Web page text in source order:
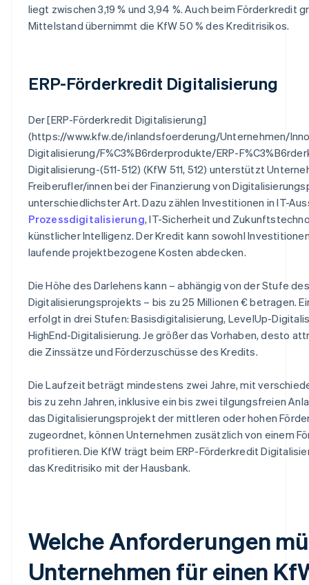
liegt zwischen 3,19 % und 3,94 %. Auch beim Förderkredit
Mittelstand übernimmt die KfW 50 % des Kreditrisikos.
ERP-Förderkredit Digitalisierung
Der [ERP-Förderkredit Digitalisierung]
(https://www.kfw.de/inlandsfoerderung/Unternehmen/
Digitalisierung/F%C3%B6rderprodukte/ERP-
Digitalisierung-(511-512) (KfW 511, 512) unterstützt
Freiberufler/innen bei der Finanzierung von
unterschiedlichster Art. Dazu zählen Investitionen in IT-
Prozessdigitalisierung, IT-Sicherheit und
künstlicher Intelligenz. Der Kredit kann sowohl
laufende projektbezogene Kosten abdecken.
Die Höhe des Darlehens kann – abhängig von der Stufe des
Digitalisierungsprojekts – bis zu 25 Millionen € betragen.
erfolgt in drei Stufen: Basisdigitalisierung, LevelUp-
HighEnd-Digitalisierung. Je größer das Vorhaben, desto
die Zinssätze und Förderzuschüsse des Kredits.
Die Laufzeit beträgt mindestens zwei Jahre, mit
bis zu zehn Jahren, inklusive ein bis zwei tilgungsfreien
das Digitalisierungsprojekt der mittleren oder hohen
zugeordnet, können Unternehmen zusätzlich von einem
profitieren. Die KfW trägt beim ERP-Förderkredit
das Kreditrisiko mit der Hausbank.
Welche Anforderungen
Unternehmen für einen